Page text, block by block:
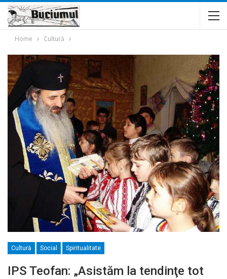
Home Cultură
Cultură Social Spiritualitate
IPS Teofan: „Asistăm la tendinţe tot